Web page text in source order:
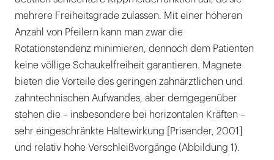
mehrere Freiheitsgrade zulassen. Mit einer höheren
Anzahl von Pfeilern kann man zwar die
Rotationstendenz minimieren, dennoch dem Patienten
keine völlige Schaukelfreiheit garantieren. Magnete
bieten die Vorteile des geringen zahnärztlichen und
zahntechnischen Aufwandes, aber demgegenüber
stehen die – insbesondere bei horizontalen Kräften –
sehr eingeschränkte Haltewirkung [Prisender, 2001]
und relativ hohe Verschleißvorgänge (Abbildung 1).